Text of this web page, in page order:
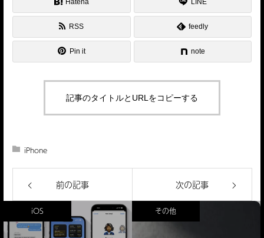
Hatena LINE
RSS feedly
Pin it note
記事のタイトルとURLをコピーする
iPhone
前の記事 次の記事
iOS その他